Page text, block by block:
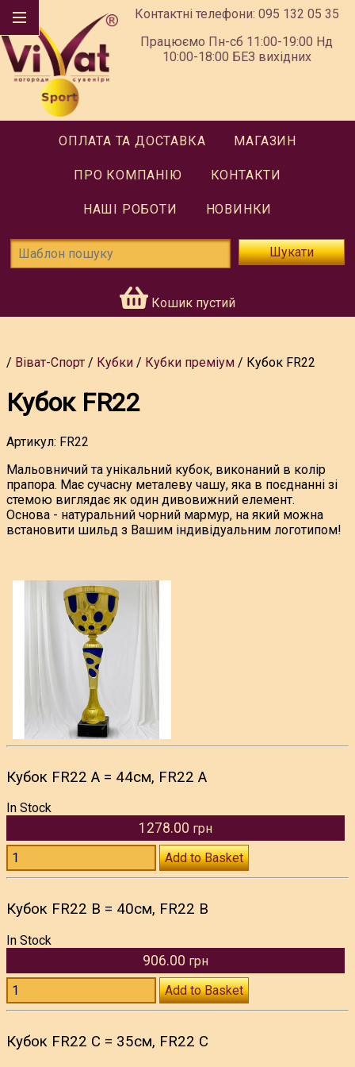
Контактні телефони: 095 132 05 35
Працюємо Пн-сб 11:00-19:00 Нд
10:00-18:00 БЕЗ вихідних
ОПЛАТА ТА ДОСТАВКА МАГАЗИН
ПРО КОМПАНІЮ КОНТАКТИ
НАШІ РОБОТИ НОВИНКИ
Шукати
Кошик пустий
Віват-Спорт Кубки Кубки преміум Кубок FR22
Кубок FR22
Артикул: FR22
Мальовничий та унікальний кубок, виконаний в колір
прапора. Має сучасну металеву чашу, яка в поєднанні зі
стемою виглядає як один дивовижний елемент.
Основа - натуральний чорний мармур, на який можна
встановити шильд з Вашим індивідуальним логотипом!
Кубок FR22 A = 44см, FR22 A
In Stock
1278.00 грн
Add to Basket
Кубок FR22 B = 40см, FR22 B
In Stock
906.00 грн
Add to Basket
Кубок FR22 C = 35см, FR22 C